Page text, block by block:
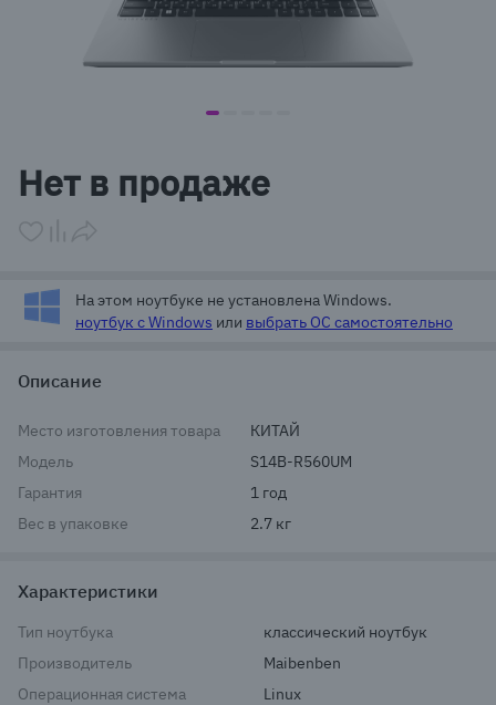
item
of
5
Нет в продаже
На этом ноутбуке не установлена Windows.
ноутбук с Windows или выбрать ОС самостоятельно
Описание
Место изготовления товара
КИТАЙ
Модель
S14B-R560UM
Гарантия
1 год
Вес в упаковке
2.7 кг
Характеристики
Тип ноутбука
классический ноутбук
Производитель
Maibenben
Операционная система
Linux